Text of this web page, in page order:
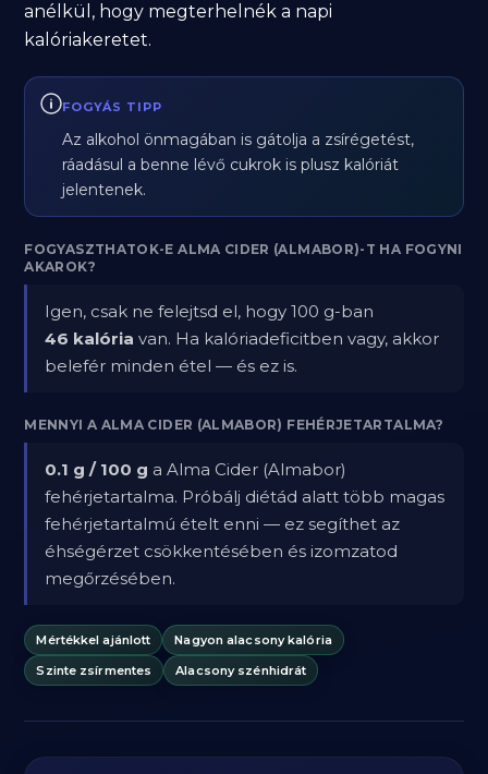
anélkül, hogy megterhelnék a napi
kalóriakeretet.
FOGYÁS TIPP
Az alkohol önmagában is gátolja a zsírégetést,
ráadásul a benne lévő cukrok is plusz kalóriát
jelentenek.
FOGYASZTHATOK-E ALMA CIDER (ALMABOR)-T HA FOGYNI
AKAROK?
Igen, csak ne felejtsd el, hogy 100 g-ban
46 kalória van. Ha kalóriadeficitben vagy, akkor
belefér minden étel — és ez is.
MENNYI A ALMA CIDER (ALMABOR) FEHÉRJETARTALMA?
0.1 g / 100 g a Alma Cider (Almabor)
fehérjetartalma. Próbálj diétád alatt több magas
fehérjetartalmú ételt enni — ez segíthet az
éhségérzet csökkentésében és izomzatod
megőrzésében.
Mértékkel ajánlott
Nagyon alacsony kalória
Szinte zsírmentes
Alacsony szénhidrát